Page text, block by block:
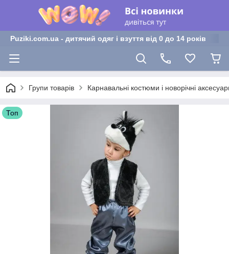
Puziki.com.ua - дитячий одяг і взуття від 0 до 14 років
Групи товарів Карнавальні костюми і новорічні
Топ